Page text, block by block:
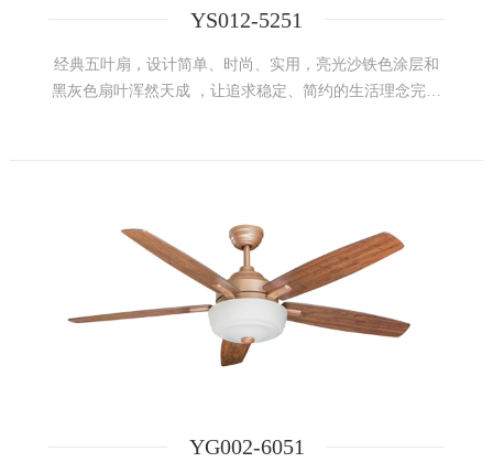
YS012-5251
经典五叶扇，设计简单、时尚、实用，亮光沙铁色涂层和
黑灰色扇叶浑然天成 ，让追求稳定、简约的生活理念完美
YG002-6051